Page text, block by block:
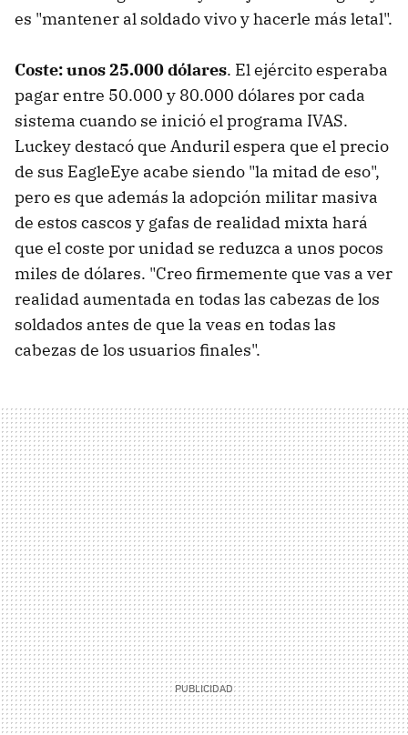
es "mantener al soldado vivo y hacerle más letal".
Coste: unos 25.000 dólares. El ejército esperaba
pagar entre 50.000 y 80.000 dólares por cada
sistema cuando se inició el programa IVAS.
Luckey destacó que Anduril espera que el precio
de sus EagleEye acabe siendo "la mitad de eso",
pero es que además la adopción militar masiva
de estos cascos y gafas de realidad mixta hará
que el coste por unidad se reduzca a unos pocos
miles de dólares. "Creo firmemente que vas a ver
realidad aumentada en todas las cabezas de los
soldados antes de que la veas en todas las
cabezas de los usuarios finales".